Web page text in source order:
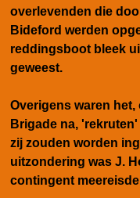
overlevenden die
Bideford werden
reddingsboot bleek
geweest.
Overigens waren
Brigade na,
zij zouden worden
uitzondering was J.
contingent meereisde